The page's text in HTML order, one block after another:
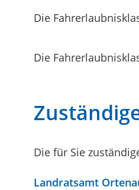
Die
Die
Die für Sie
Landratsamt